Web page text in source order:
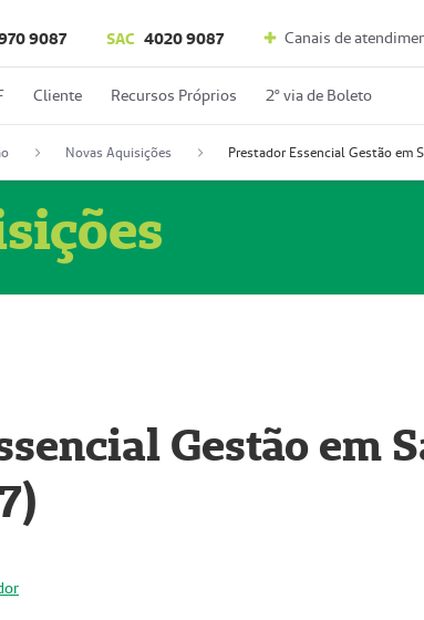
9087 SAC 4020 9087 Canais de
Cliente Recursos Próprios 2º via de Boleto
Novas Aquisições
Gestão em